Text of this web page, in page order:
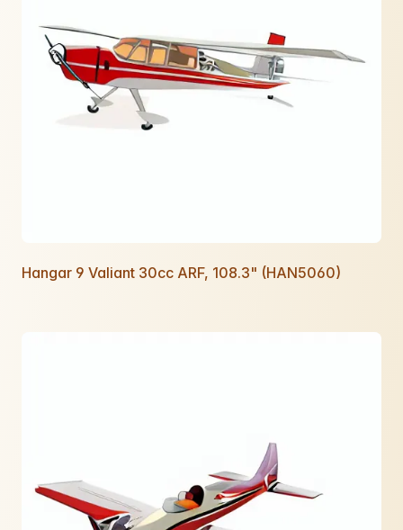
Hangar 9 Valiant 30cc ARF, 108.3" (HAN5060)